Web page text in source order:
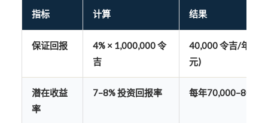
指标 计算 结果
保证回报
4% × 1,000,000 令
吉
40,000 令吉/年
元)
潜在收益
率
7–8% 投资回报率 每年